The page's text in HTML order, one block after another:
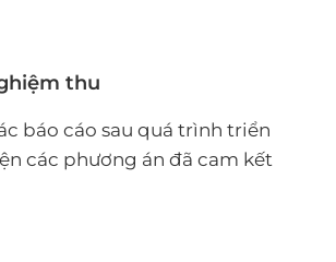
thu
báo cáo sau quá trình triển
các phương án đã cam kết